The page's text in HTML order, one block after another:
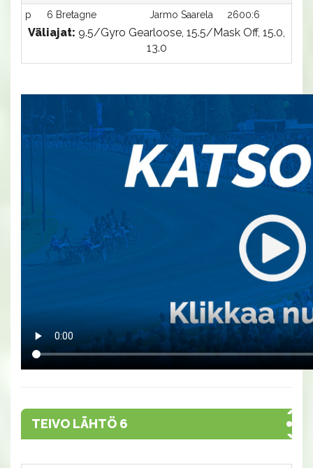
p
6 Bretagne Jarmo Saarela 2600:6
Väliajat: 9.5/Gyro Gearloose, 15.5/Mask Off, 15.0,
13.0
TEIVO LÄHTÖ 6